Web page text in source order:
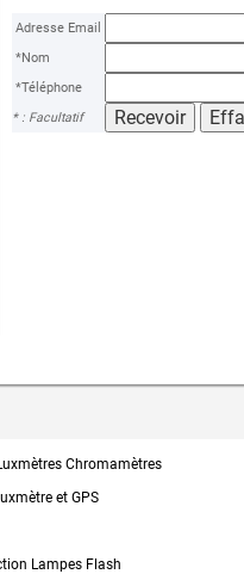
Adresse Email
*Nom
*Téléphone
* : Facultatif
Chromamètres
et GPS
Lampes Flash